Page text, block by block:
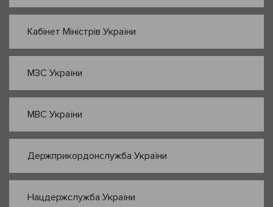
Кабінет Міністрів України
МЗС України
МВС України
Держприкордонслужба України
Нацдержслужба України